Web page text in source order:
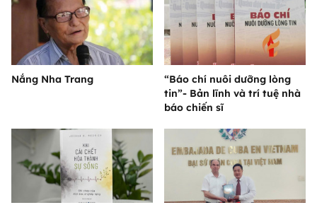
Nắng Nha Trang
“Báo chí nuôi dưỡng lòng
tin”- Bản lĩnh và trí tuệ nhà
báo chiến sĩ